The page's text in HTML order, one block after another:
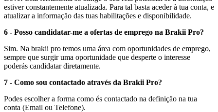
estiver constantemente atualizada. Para tal basta aceder à tua conta, e
atualizar a informação das tuas habilitações e disponibilidade.
6 - Posso candidatar-me a ofertas de emprego na Brakii Pro?
Sim. Na brakii pro temos uma área com oportunidades de emprego,
sempre que surgir uma oportunidade que desperte o interesse
poderás candidatar diretamente.
7 - Como sou contactado através da Brakii Pro?
Podes escolher a forma como és contactado na definição na tua
conta (Email ou Telefone).